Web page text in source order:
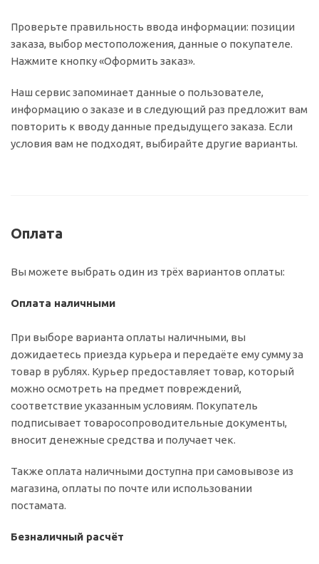
Проверьте правильность ввода информации: позиции
заказа, выбор местоположения, данные о покупателе.
Нажмите кнопку «Оформить заказ».
Наш сервис запоминает данные о пользователе,
информацию о заказе и в следующий раз предложит вам
повторить к вводу данные предыдущего заказа. Если
условия вам не подходят, выбирайте другие варианты.
Оплата
Вы можете выбрать один из трёх вариантов оплаты:
Оплата наличными
При выборе варианта оплаты наличными, вы
дожидаетесь приезда курьера и передаёте ему сумму за
товар в рублях. Курьер предоставляет товар, который
можно осмотреть на предмет повреждений,
соответствие указанным условиям. Покупатель
подписывает товаросопроводительные документы,
вносит денежные средства и получает чек.
Также оплата наличными доступна при самовывозе из
магазина, оплаты по почте или использовании
постамата.
Безналичный расчёт